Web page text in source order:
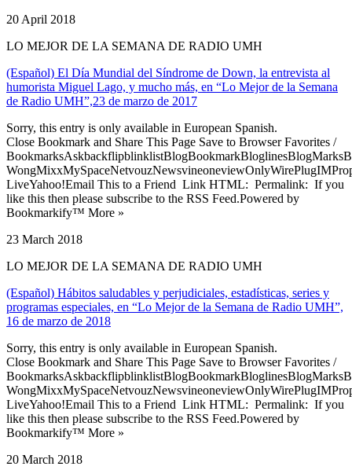
20 April 2018
LO MEJOR DE LA SEMANA DE RADIO UMH
(Español) El Día Mundial del Síndrome de Down, la entrevista al
humorista Miguel Lago, y mucho más, en “Lo Mejor de la Semana
de Radio UMH”,23 de marzo de 2017
Sorry, this entry is only available in European Spanish.
Close Bookmark and Share This Page Save to Browser Favorites /
LiveYahoo!Email This to a Friend Link HTML: Permalink: If you
like this then please subscribe to the RSS Feed.Powered by
Bookmarkify™ More »
23 March 2018
LO MEJOR DE LA SEMANA DE RADIO UMH
(Español) Hábitos saludables y perjudiciales, estadísticas, series y
programas especiales, en “Lo Mejor de la Semana de Radio UMH”,
16 de marzo de 2018
Sorry, this entry is only available in European Spanish.
Close Bookmark and Share This Page Save to Browser Favorites /
LiveYahoo!Email This to a Friend Link HTML: Permalink: If you
like this then please subscribe to the RSS Feed.Powered by
Bookmarkify™ More »
20 March 2018